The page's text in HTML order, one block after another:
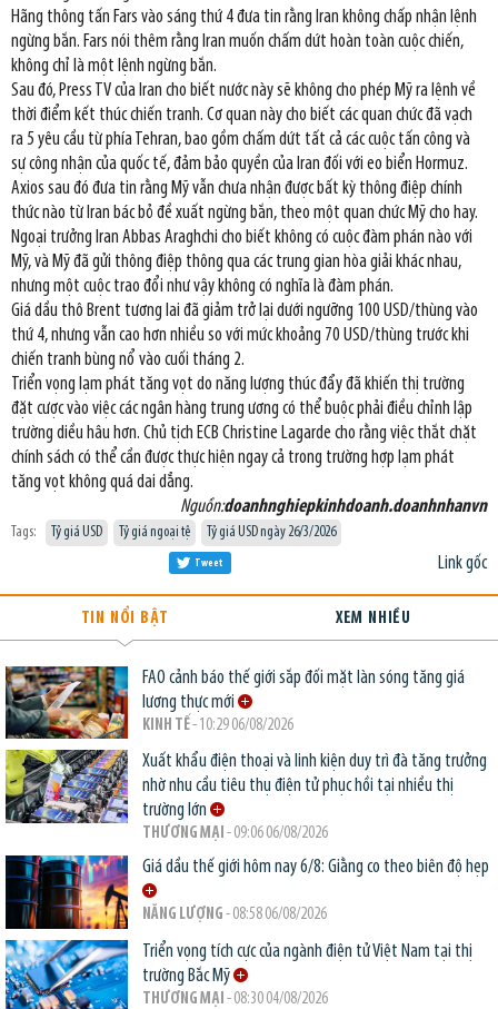
Hãng thông tấn Fars vào sáng thứ 4 đưa tin rằng Iran không chấp nhận lệnh
ngừng bắn. Fars nói thêm rằng Iran muốn chấm dứt hoàn toàn cuộc chiến,
không chỉ là một lệnh ngừng bắn.
Sau đó, Press TV của Iran cho biết nước này sẽ không cho phép Mỹ ra lệnh về
thời điểm kết thúc chiến tranh. Cơ quan này cho biết các quan chức đã vạch
ra 5 yêu cầu từ phía Tehran, bao gồm chấm dứt tất cả các cuộc tấn công và
sự công nhận của quốc tế, đảm bảo quyền của Iran đối với eo biển Hormuz.
Axios sau đó đưa tin rằng Mỹ vẫn chưa nhận được bất kỳ thông điệp chính
thức nào từ Iran bác bỏ đề xuất ngừng bắn, theo một quan chức Mỹ cho hay.
Ngoại trưởng Iran Abbas Araghchi cho biết không có cuộc đàm phán nào với
Mỹ, và Mỹ đã gửi thông điệp thông qua các trung gian hòa giải khác nhau,
nhưng một cuộc trao đổi như vậy không có nghĩa là đàm phán.
Giá dầu thô Brent tương lai đã giảm trở lại dưới ngưỡng 100 USD/thùng vào
thứ 4, nhưng vẫn cao hơn nhiều so với mức khoảng 70 USD/thùng trước khi
chiến tranh bùng nổ vào cuối tháng 2.
Triển vọng lạm phát tăng vọt do năng lượng thúc đẩy đã khiến thị trường
đặt cược vào việc các ngân hàng trung ương có thể buộc phải điều chỉnh lập
trường diều hâu hơn. Chủ tịch ECB Christine Lagarde cho rằng việc thắt chặt
chính sách có thể cần được thực hiện ngay cả trong trường hợp lạm phát
tăng vọt không quá dai dẳng.
Nguồn:doanhnghiepkinhdoanh.doanhnhanvn
Tags: Tỷ giá USD Tỷ giá ngoại tệ Tỷ giá USD ngày 26/3/2026
Link gốc
Tweet
TIN NỔI BẬT XEM NHIỀU
FAO cảnh báo thế giới sắp đối mặt làn sóng tăng giá
lương thực mới
KINH TẾ- 10:29 06/08/2026
Xuất khẩu điện thoại và linh kiện duy trì đà tăng trưởng
nhờ nhu cầu tiêu thụ điện tử phục hồi tại nhiều thị
trường lớn
THƯƠNG MẠI - 09:06 06/08/2026
Giá dầu thế giới hôm nay 6/8: Giằng co theo biên độ hẹp
NĂNG LƯỢNG - 08:58 06/08/2026
Triển vọng tích cực của ngành điện tử Việt Nam tại thị
trường Bắc Mỹ
THƯƠNG MẠI - 08:30 04/08/2026